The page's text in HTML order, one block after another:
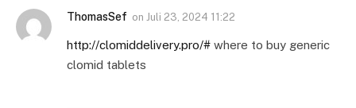
ThomasSef on Juli 23, 2024 11:22
http://clomiddelivery.pro/# where to buy generic
clomid tablets